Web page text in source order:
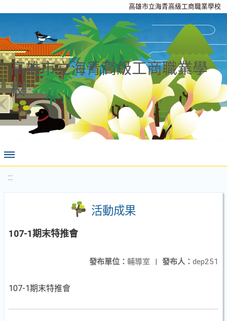
高雄市立海青高級工商職業學校
高雄市立海青高級工商職業學
校
:::
活動成果
107-1期末特推會
發布人： dep251
發布單位： 輔導室 |
107-1期末特推會